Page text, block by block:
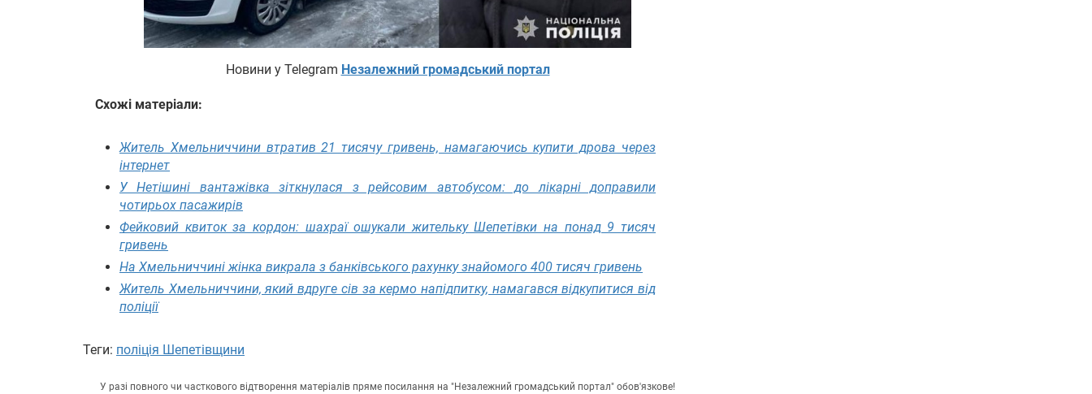
Новини у Telegram Незалежний громадський портал
Схожі матеріали:
Житель Хмельниччини втратив 21 тисячу гривень, намагаючись купити дрова через
інтернет
У Нетішині вантажівка зіткнулася з рейсовим автобусом: до лікарні доправили
чотирьох пасажирів
Фейковий квиток за кордон: шахраї ошукали жительку Шепетівки на понад 9 тисяч
гривень
На Хмельниччині жінка викрала з банківського рахунку знайомого 400 тисяч гривень
Житель Хмельниччини, який вдруге сів за кермо напідпитку, намагався відкупитися від
поліції
Теги: поліція Шепетівщини
У разі повного чи часткового відтворення матеріалів пряме посилання на "Незалежний громадський портал" обов'язкове!